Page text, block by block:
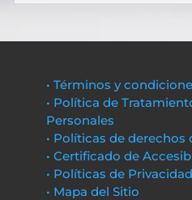
• Términos y
• Política de
Personales
• Políticas de derechos
• Certificado de
• Políticas de
• Mapa del Sitio